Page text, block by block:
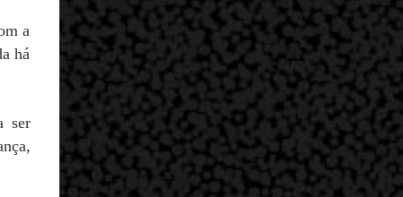
a
há
ser